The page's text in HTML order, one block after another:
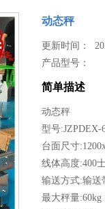
动态秤
更新时间：
产品型号：
简单描述
动态秤
型号:JZPDEX-
台面尺寸
线体高度:400
输送方式:输送
最大秤量:60kg